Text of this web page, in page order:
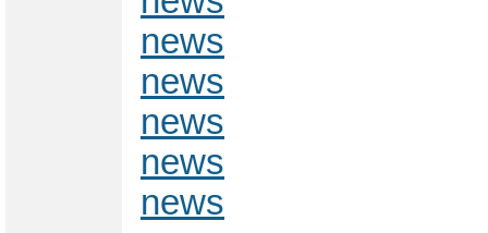
news
news
news
news
news